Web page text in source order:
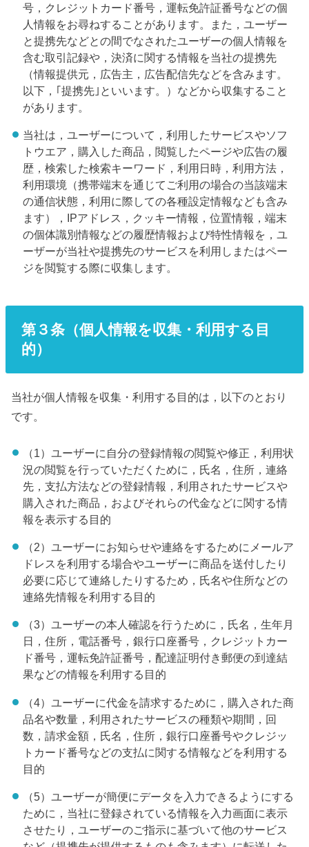
号，クレジットカード番号，運転免許証番号などの個
人情報をお尋ねすることがあります。また，ユーザー
と提携先などとの間でなされたユーザーの個人情報を
含む取引記録や，決済に関する情報を当社の提携先
（情報提供元，広告主，広告配信先などを含みます。
以下，｢提携先｣といいます。）などから収集すること
があります。
当社は，ユーザーについて，利用したサービスやソフ
トウエア，購入した商品，閲覧したページや広告の履
歴，検索した検索キーワード，利用日時，利用方法，
利用環境（携帯端末を通じてご利用の場合の当該端末
の通信状態，利用に際しての各種設定情報なども含み
ます），IPアドレス，クッキー情報，位置情報，端末
の個体識別情報などの履歴情報および特性情報を，ユ
ーザーが当社や提携先のサービスを利用しまたはペー
ジを閲覧する際に収集します。
第３条（個人情報を収集・利用する目
的）
当社が個人情報を収集・利用する目的は，以下のとおり
です。
（1）ユーザーに自分の登録情報の閲覧や修正，利用状
況の閲覧を行っていただくために，氏名，住所，連絡
先，支払方法などの登録情報，利用されたサービスや
購入された商品，およびそれらの代金などに関する情
報を表示する目的
（2）ユーザーにお知らせや連絡をするためにメールア
ドレスを利用する場合やユーザーに商品を送付したり
必要に応じて連絡したりするため，氏名や住所などの
連絡先情報を利用する目的
（3）ユーザーの本人確認を行うために，氏名，生年月
日，住所，電話番号，銀行口座番号，クレジットカー
ド番号，運転免許証番号，配達証明付き郵便の到達結
果などの情報を利用する目的
（4）ユーザーに代金を請求するために，購入された商
品名や数量，利用されたサービスの種類や期間，回
数，請求金額，氏名，住所，銀行口座番号やクレジッ
トカード番号などの支払に関する情報などを利用する
目的
（5）ユーザーが簡便にデータを入力できるようにする
ために，当社に登録されている情報を入力画面に表示
させたり，ユーザーのご指示に基づいて他のサービス